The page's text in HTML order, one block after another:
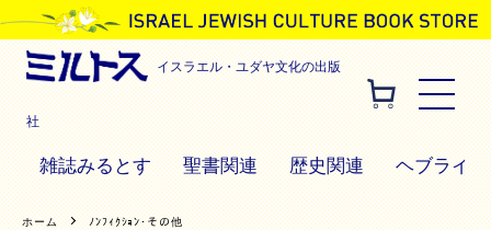
イスラエル・ユダヤ文化の出版
社
雑誌みるとす 聖書関連 歴史関連 ヘブライ
ホーム ﾉﾝﾌｨｸｼｮﾝ･その他